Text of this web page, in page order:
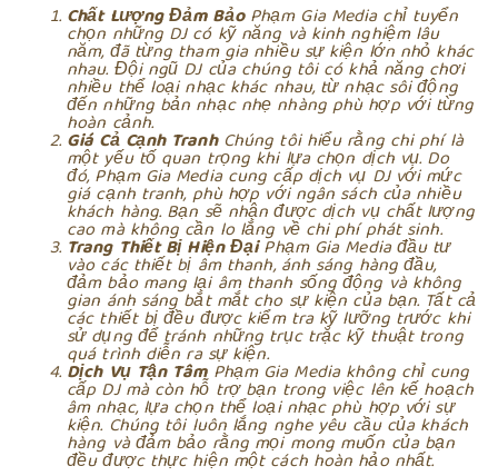
Chất Lượng Đảm BảoPhạm Gia Media chỉ tuyển
chọn những DJ có kỹ năng và kinh nghiệm lâu
năm, đã từng tham gia nhiều sự kiện lớn nhỏ khác
nhau. Đội ngũ DJ của chúng tôi có khả năng chơi
nhiều thể loại nhạc khác nhau, từ nhạc sôi động
đến những bản nhạc nhẹ nhàng phù hợp với từng
hoàn cảnh.
Giá Cả Cạnh TranhChúng tôi hiểu rằng chi phí là
một yếu tố quan trọng khi lựa chọn dịch vụ. Do
đó, Phạm Gia Media cung cấp dịch vụ DJ với mức
giá cạnh tranh, phù hợp với ngân sách của nhiều
khách hàng. Bạn sẽ nhận được dịch vụ chất lượng
cao mà không cần lo lắng về chi phí phát sinh.
Trang Thiết Bị Hiện ĐạiPhạm Gia Media đầu tư
vào các thiết bị âm thanh, ánh sáng hàng đầu,
đảm bảo mang lại âm thanh sống động và không
gian ánh sáng bắt mắt cho sự kiện của bạn. Tất cả
các thiết bị đều được kiểm tra kỹ lưỡng trước khi
sử dụng để tránh những trục trặc kỹ thuật trong
quá trình diễn ra sự kiện.
Dịch Vụ Tận TâmPhạm Gia Media không chỉ cung
cấp DJ mà còn hỗ trợ bạn trong việc lên kế hoạch
âm nhạc, lựa chọn thể loại nhạc phù hợp với sự
kiện. Chúng tôi luôn lắng nghe yêu cầu của khách
hàng và đảm bảo rằng mọi mong muốn của bạn
đều được thực hiện một cách hoàn hảo nhất.